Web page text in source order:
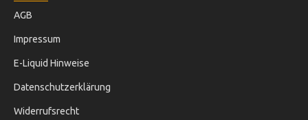
AGB
Impressum
E-Liquid Hinweise
Datenschutzerklärung
Widerrufsrecht